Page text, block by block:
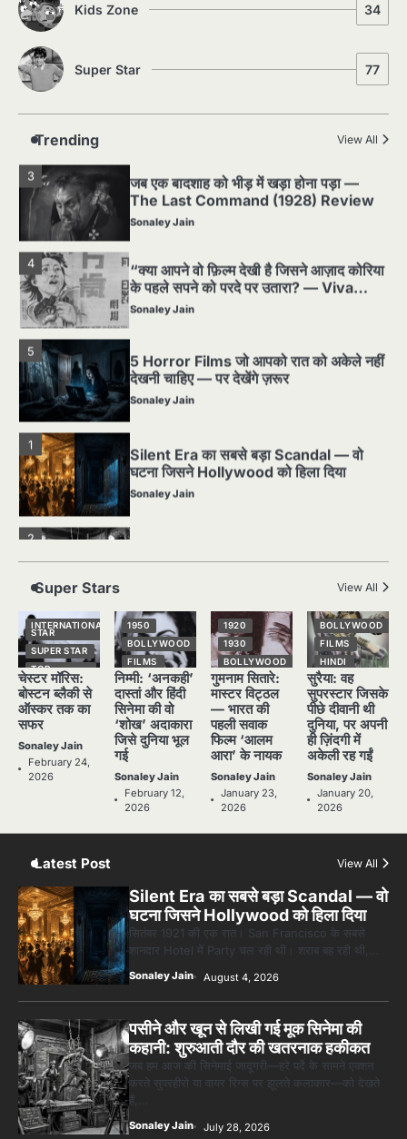
Kids Zone 34
Super Star 77
Trending View All
2
पसीने और खून से लिखी गई मूक सिनेमा की कहानी:
Sonaley Jain
3
जब एक बादशाह को भीड़ में खड़ा होना पड़ा —
The Last Command (1928) Review
Sonaley Jain
4
“क्या आपने वो फ़िल्म देखी है जिसने आज़ाद कोरिया
के पहले सपने को परदे पर उतारा? — Viva
Freedom! (1946) रिव्यू”
Sonaley Jain
5
देखनी चाहिए — पर देखेंगे ज़रूर
Sonaley Jain
1
घटना जिसने Hollywood को हिला दिया
Sonaley Jain
2
पसीने और खून से लिखी गई मूक सिनेमा की कहानी:
3
जब एक बादशाह को भीड़ में खड़ा होना पड़ा —
The Last Command (1928) Review
Sonaley Jain
4
“क्या आपने वो फ़िल्म देखी है जिसने आज़ाद कोरिया
के पहले सपने को परदे पर उतारा? — Viva
Freedom! (1946) रिव्यू”
Sonaley Jain
5 Horror Films जो आपको रात को अकेले नहीं
Super Stars View All
INTERNATIONAL
STAR
SUPER STAR
TOP
STORIES
चेस्टर मॉरिस:
बोस्टन ब्लैकी से
ऑस्कर तक का
सफर
Sonaley Jain
February 24,
2026
1950
BOLLYWOOD
FILMS
HINDI
NATIONAL
STAR
POPULAR
SUPER STAR
TOP
निम्मी: ‘अनकही’
दास्तां और हिंदी
सिनेमा की वो
‘शोख’ अदाकारा
जिसे दुनिया भूल
गई
Sonaley Jain
February 12,
2026
1920
1930
BOLLYWOOD
HINDI
NATIONAL
STAR
OLD FILMS
SUPER STAR
TOP
गुमनाम सितारे:
मास्टर विट्ठल
— भारत की
पहली सवाक
फिल्म ‘आलम
आरा’ के नायक
Sonaley Jain
January 23,
2026
BOLLYWOOD
FILMS
HINDI
NATIONAL
SUPER STAR
TOP
STORIES
सुरैया: वह
सुपरस्टार जिसके
पीछे दीवानी थी
दुनिया, पर अपनी
ही ज़िंदगी में
अकेली रह गईं
Sonaley Jain
January 20,
2026
Latest Post View All
Silent Era का सबसे बड़ा Scandal — वो
घटना जिसने Hollywood को हिला दिया
सितंबर 1921 की एक रात। San Francisco के सबसे
शानदार Hotel में Party चल रही थी। शराब बह रही थी,…
Sonaley Jain August 4, 2026
पसीने और खून से लिखी गई मूक सिनेमा की
कहानी: शुरुआती दौर की खतरनाक हकीकत
जब हम आज की सिनेमाई जादूगरी—हरे पर्दे के सामने एक्शन
करते सुपरहीरो या वायर रिग्स पर झूलते कलाकार—को देखते
हैं,…
Sonaley Jain July 28, 2026